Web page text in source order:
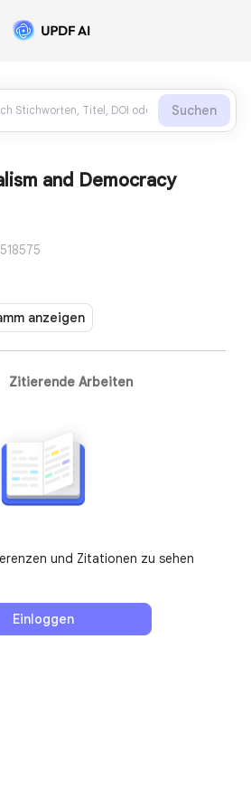
Suchen
and Democracy
anzeigen
Zitierende Arbeiten
und Zitationen zu sehen
Einloggen